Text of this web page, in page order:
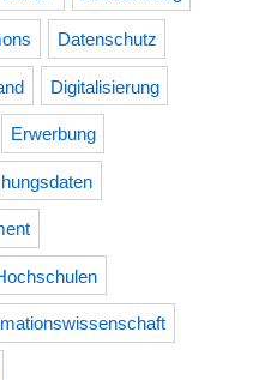
Datenschutz
Digitalisierung
Erwerbung